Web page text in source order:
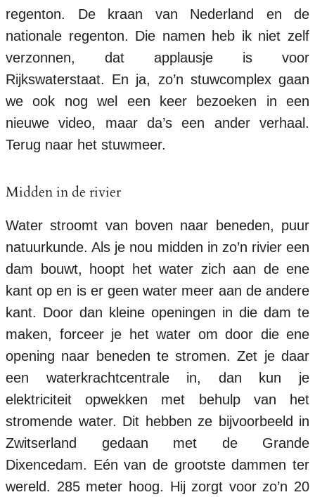
regenton. De kraan van Nederland en de
nationale regenton. Die namen heb ik niet zelf
verzonnen, dat applausje is voor
Rijkswaterstaat. En ja, zo’n stuwcomplex gaan
we ook nog wel een keer bezoeken in een
nieuwe video, maar da’s een ander verhaal.
Terug naar het stuwmeer.
Midden in de rivier
Water stroomt van boven naar beneden, puur
natuurkunde. Als je nou midden in zo’n rivier een
dam bouwt, hoopt het water zich aan de ene
kant op en is er geen water meer aan de andere
kant. Door dan kleine openingen in die dam te
maken, forceer je het water om door die ene
opening naar beneden te stromen. Zet je daar
een waterkrachtcentrale in, dan kun je
elektriciteit opwekken met behulp van het
stromende water. Dit hebben ze bijvoorbeeld in
Zwitserland gedaan met de Grande
Dixencedam. Eén van de grootste dammen ter
wereld. 285 meter hoog. Hij zorgt voor zo’n 20